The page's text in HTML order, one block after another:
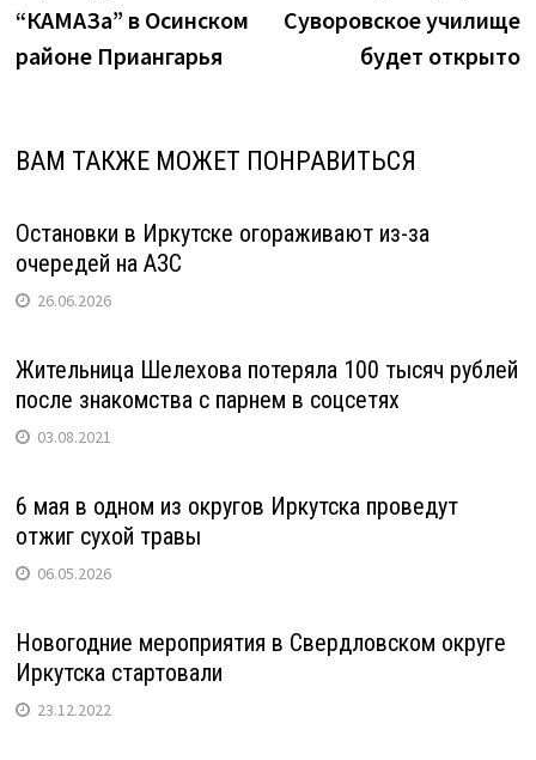
“КАМАЗа” в Осинском
районе Приангарья
Суворовское училище
будет открыто
ВАМ ТАКЖЕ МОЖЕТ ПОНРАВИТЬСЯ
Остановки в Иркутске огораживают из-за
очередей на АЗС
26.06.2026
Жительница Шелехова потеряла 100 тысяч рублей
после знакомства с парнем в соцсетях
03.08.2021
6 мая в одном из округов Иркутска проведут
отжиг сухой травы
06.05.2026
Новогодние мероприятия в Свердловском округе
Иркутска стартовали
23.12.2022